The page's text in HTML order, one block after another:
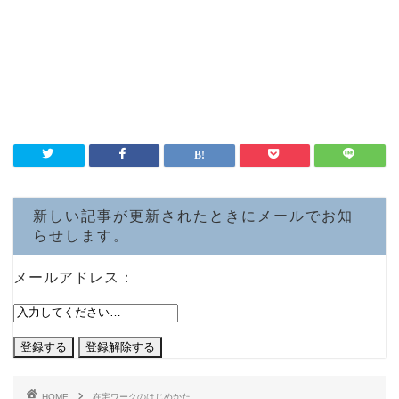
新しい記事が更新されたときにメールでお知
らせします。
メールアドレス：
HOME 在宅ワークのはじめかた